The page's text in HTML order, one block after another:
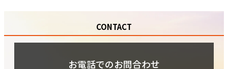
CONTACT
お電話でのお問合わせ